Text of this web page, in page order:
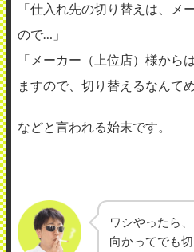
「仕入れ先の切り替えは、メ
ので…」
「メーカー（上位店）様から
ますので、切り替えるなんて
などと言われる始末です。
ワシやったら
向かってでも